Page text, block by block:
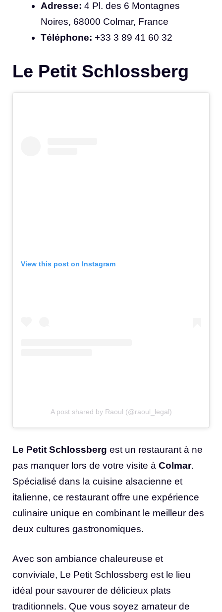
Adresse: 4 Pl. des 6 Montagnes
Noires, 68000 Colmar, France
Téléphone: +33 3 89 41 60 32
Le Petit Schlossberg
View this post on Instagram
A post shared by Raoul (@raoul_legal)
Le Petit Schlossberg est un restaurant à ne
pas manquer lors de votre visite à Colmar.
Spécialisé dans la cuisine alsacienne et
italienne, ce restaurant offre une expérience
culinaire unique en combinant le meilleur des
deux cultures gastronomiques.
Avec son ambiance chaleureuse et
conviviale, Le Petit Schlossberg est le lieu
idéal pour savourer de délicieux plats
traditionnels. Que vous soyez amateur de